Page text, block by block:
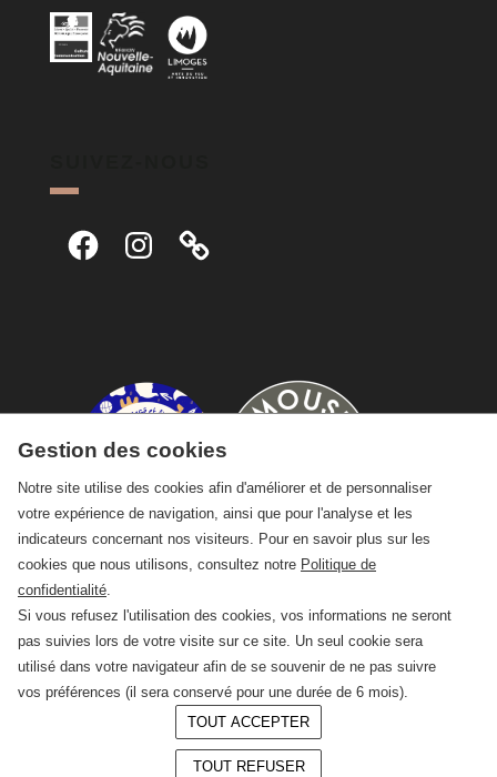
FacebookInstagram
© 2026 —CRAFT Limoges
Gestion des cookies
Notre site utilise des cookies afin d'améliorer et de personnaliser
votre expérience de navigation, ainsi que pour l'analyse et les
indicateurs concernant nos visiteurs. Pour en savoir plus sur les
cookies que nous utilisons, consultez notre Politique de
confidentialité
Si vous refusez l'utilisation des cookies, vos informations ne seront
pas suivies lors de votre visite sur ce site. Un seul cookie sera
utilisé dans votre navigateur afin de se souvenir de ne pas suivre
vos préférences (il sera conservé pour une durée de 6 mois).
TOUT ACCEPTER
TOUT REFUSER